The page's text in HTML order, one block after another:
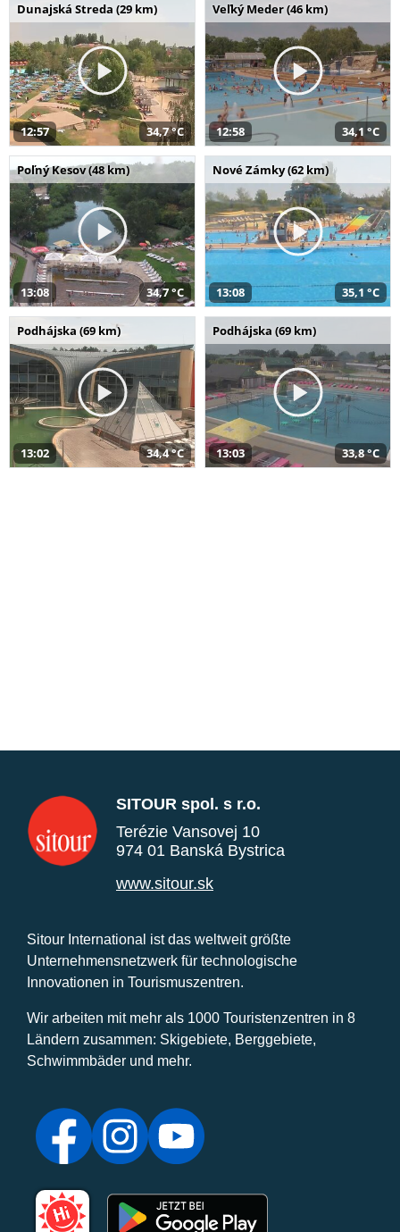
Dunajská Streda (29 km)
12:57 34,7 °C
Veľký Meder (46 km)
12:58 34,1 °C
Poľný Kesov (48 km)
13:08 34,7 °C
Nové Zámky (62 km)
13:08 35,1 °C
Podhájska (69 km)
13:02 34,4 °C
Podhájska (69 km)
13:03 33,8 °C
SITOUR spol. s r.o.
Terézie Vansovej 10
974 01 Banská Bystrica
www.sitour.sk
Sitour International ist das weltweit größte
Unternehmensnetzwerk für technologische
Innovationen in Tourismuszentren.
Wir arbeiten mit mehr als 1000 Touristenzentren in 8
Ländern zusammen: Skigebiete, Berggebiete,
Schwimmbäder und mehr.